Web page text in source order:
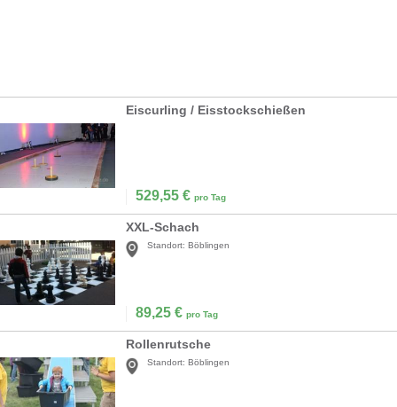
Eiscurling / Eisstockschießen
529,55 € pro Tag
XXL-Schach
Standort: Böblingen
89,25 € pro Tag
Rollenrutsche
Standort: Böblingen